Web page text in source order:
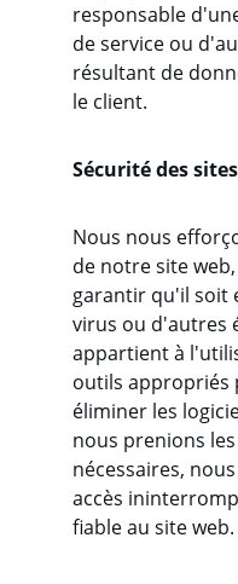
responsable
de service ou
résultant de
le client.
Sécurité des
Nous nous
de notre site
garantir qu'il soit
virus ou d'autres
appartient à
outils appropriés
éliminer les
nous prenions
nécessaires,
accès
fiable au site web.